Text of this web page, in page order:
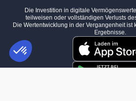
Die Investition in digitale
teilweisen oder vollständigen Verlusts
Die Wertentwicklung in der Vergangenheit ist
Ergebnisse.